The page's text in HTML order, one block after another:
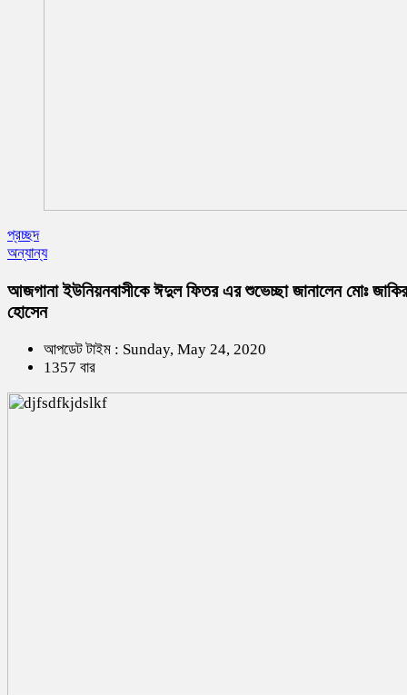
প্রচ্ছদ
অন্যান্য
আজগানা ইউনিয়নবাসীকে ঈদুল ফিতর এর শুভেচ্ছা জানালেন মোঃ জাকির
হোসেন
আপডেট টাইম : Sunday, May 24, 2020
1357 বার